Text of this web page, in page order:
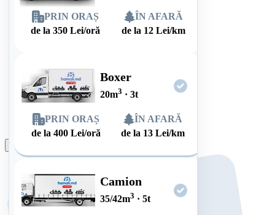
PRIN ORAȘ
de la 350 Lei/oră
ÎN AFARĂ
de la 12 Lei/km
Boxer
20m3 · 3t
PRIN ORAȘ
de la400 Lei/oră
ÎN AFARĂ
de la 13 Lei/km
Camion
35/42m3 · 5t
Plasează comanda